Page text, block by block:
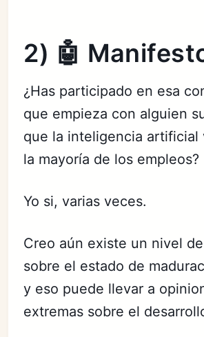
2) 🤖
¿Has participado en esa
que empieza con alguien
que la inteligencia artificial
la mayoría de los empleos?
Yo si, varias veces.
Creo aún existe un nivel
sobre el estado de
y eso puede llevar a
extremas sobre el